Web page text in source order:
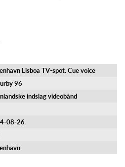
Lisboa TV-spot. Cue voice
96
indslag videobånd
08-26